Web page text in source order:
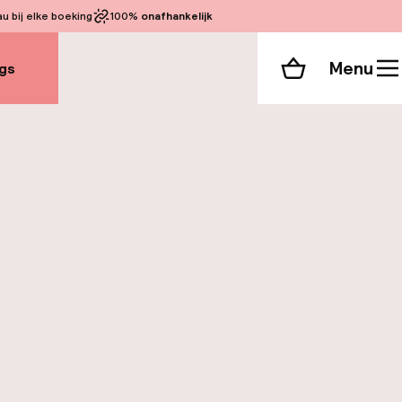
bij elke boeking 100% onafhankelijk
Winkelmand
Menu